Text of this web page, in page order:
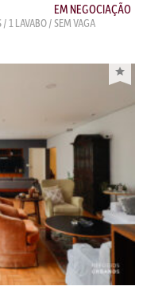
EM NEGOCIAÇÃO
1 LAVABO / SEM VAGA